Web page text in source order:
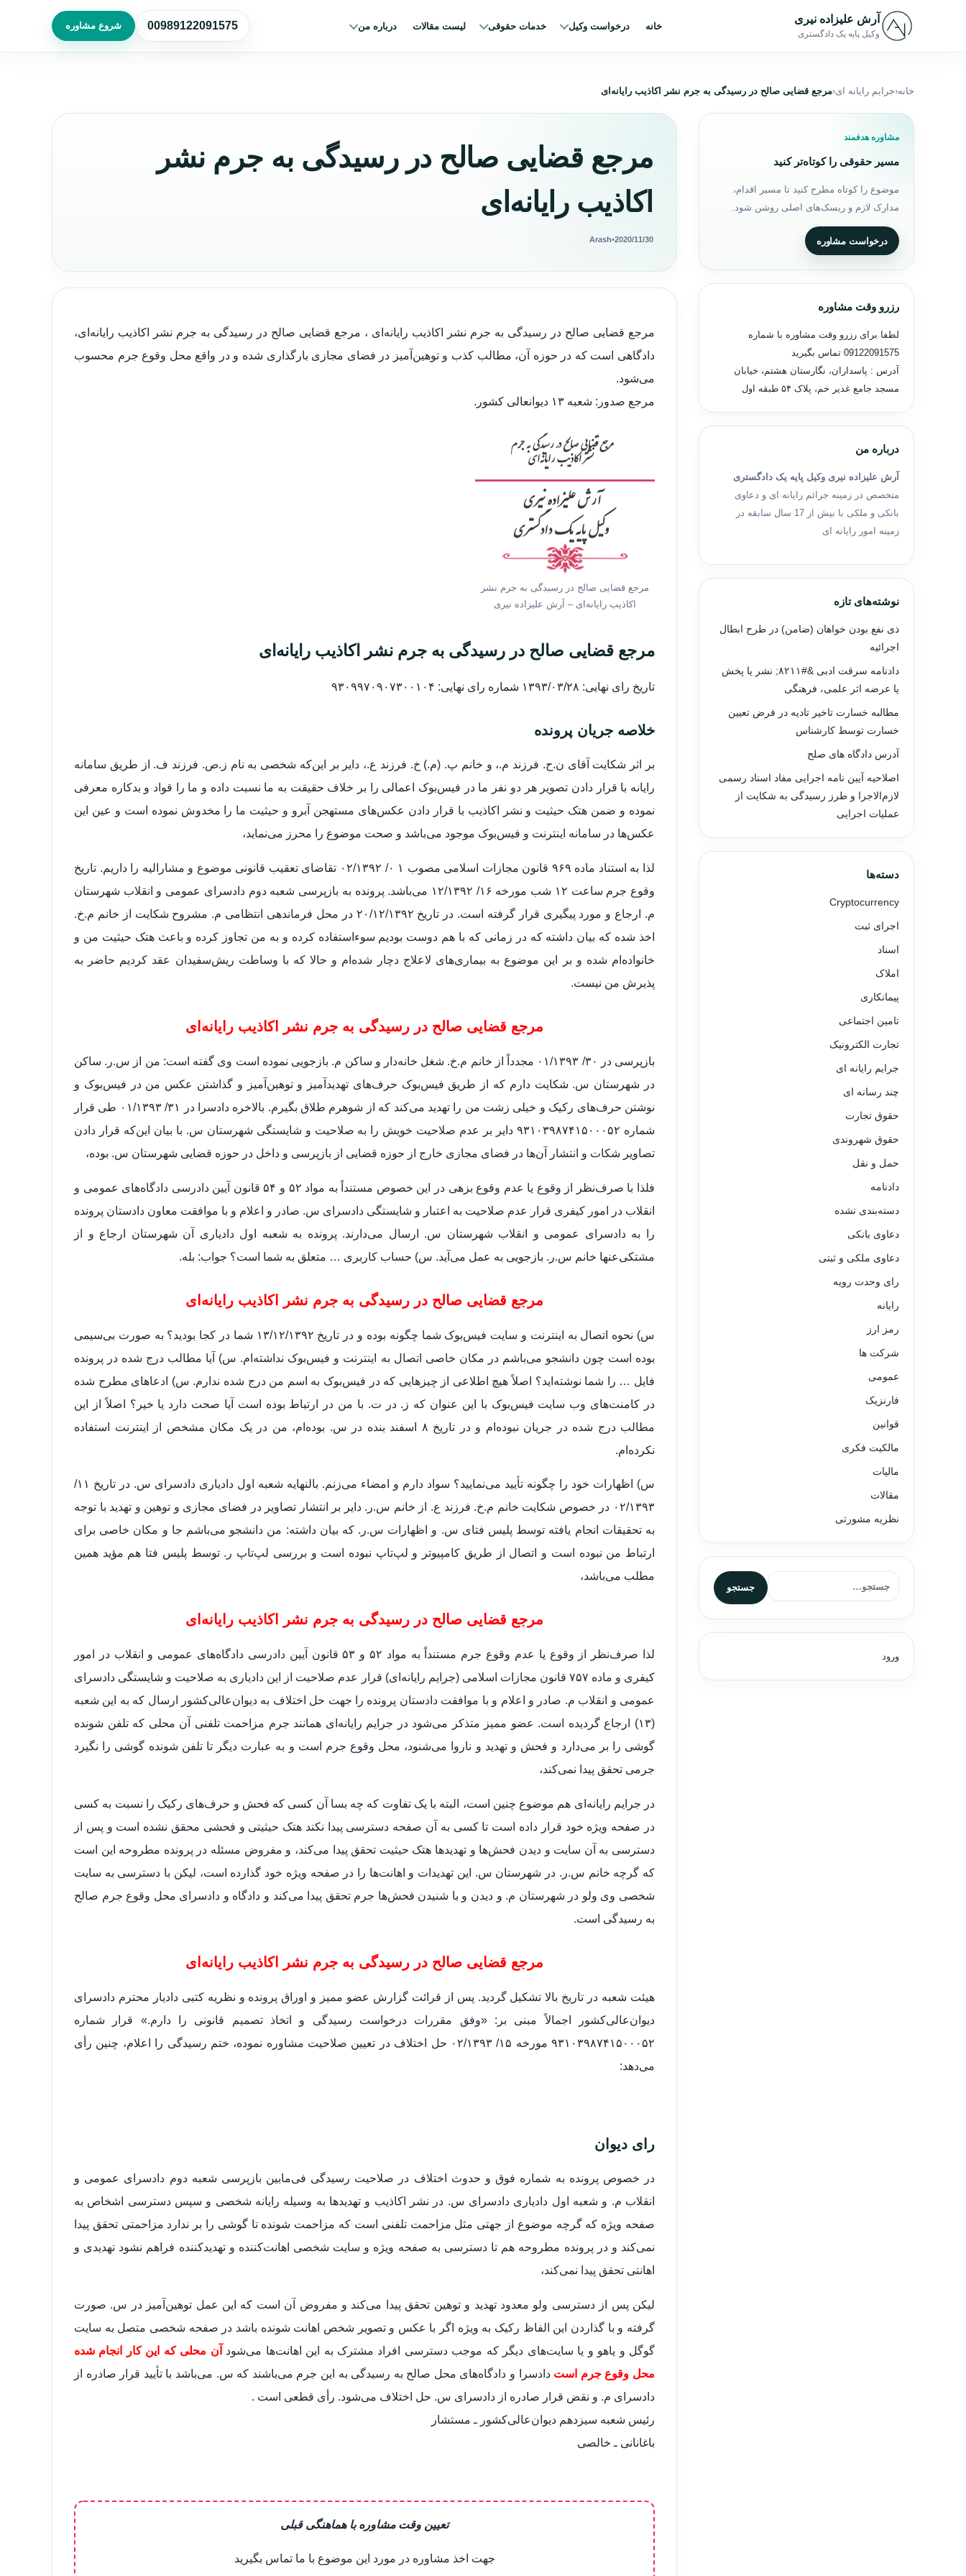
پرش به محتوا
آرش علیزاده نیری
وکیل پایه یک دادگستری
خانه درخواست وکیل خدمات حقوقی لیست مقالات درباره من 00989122091575 شروع مشاوره
خانه جرایم رایانه ای مرجع قضایی صالح در رسیدگی به جرم نشر اکاذیب رایانه‌ای
مرجع قضایی صالح در رسیدگی به جرم نشر
اکاذیب رایانه‌ای
2020/11/30
•
Arash
مرجع قضایی صالح در رسیدگی به جرم نشر اکاذیب رایانه‌ای ، مرجع قضایی صالح در رسیدگی به جرم نشر اکاذیب رایانه‌ای،
دادگاهی است که در حوزه آن، مطالب کذب و توهین‌آمیز در فضای مجازی بارگذاری شده و در واقع محل وقوع جرم محسوب
می‌شود.
مرجع صدور: شعبه ۱۳ دیوانعالی کشور.
مرجع قضایی صالح در رسیدگی به جرم نشر
اکاذیب رایانه‌ای – آرش علیزاده نیری
مرجع قضایی صالح در رسیدگی به جرم نشر اکاذیب رایانه‌ای
تاریخ رای نهایی: ۱۳۹۳/۰۳/۲۸ شماره رای نهایی: ۹۳۰۹۹۷۰۹۰۷۳۰۰۱۰۴
خلاصه جریان پرونده
بر اثر شکایت آقای ن.ح. فرزند م.، و خانم پ. (م.) خ. فرزند ع.، دایر بر این‌که شخصی به نام ز.ص. فرزند ف. از طریق سامانه
رایانه با قرار دادن تصویر هر دو نفر ما در فیس‌بوک اعمالی را بر خلاف حقیقت به ما نسبت داده و ما را قواد و بدکاره معرفی
نموده و ضمن هتک حیثیت و نشر اکاذیب با قرار دادن عکس‌های مستهجن آبرو و حیثیت ما را مخدوش نموده است و عین این
عکس‌ها در سامانه اینترنت و فیس‌بوک موجود می‌باشد و صحت موضوع را محرز می‌نماید،
لذا به استناد ماده ۹۶۹ قانون مجازات اسلامی مصوب ۱ ۰/ ۰۲/۱۳۹۲ تقاضای تعقیب قانونی موضوع و مشارالیه را داریم. تاریخ
وقوع جرم ساعت ۱۲ شب مورخه ۱۶/ ۱۲/۱۳۹۲ می‌باشد. پرونده به بازپرسی شعبه دوم دادسرای عمومی و انقلاب شهرستان
م. ارجاع و مورد پیگیری قرار گرفته است. در تاریخ ۲۰/۱۲/۱۳۹۲ در محل فرماندهی انتظامی م. مشروح شکایت از خانم م.خ.
اخذ شده که بیان داشته که در زمانی که با هم دوست بودیم سوءاستفاده کرده و به من تجاوز کرده و باعث هتک حیثیت من و
خانواده‌ام شده و بر این موضوع به بیماری‌های لاعلاج دچار شده‌ام و حالا که با وساطت ریش‌سفیدان عقد کردیم حاضر به
پذیرش من نیست.
مرجع قضایی صالح در رسیدگی به جرم نشر اکاذیب رایانه‌ای
بازپرسی در ۳۰/ ۰۱/۱۳۹۳ مجدداً از خانم م.خ. شغل خانه‌دار و ساکن م. بازجویی نموده است وی گفته است: من از س.ر. ساکن
در شهرستان س. شکایت دارم که از طریق فیس‌بوک حرف‌های تهدیدآمیز و توهین‌آمیز و گذاشتن عکس من در فیس‌بوک و
نوشتن حرف‌های رکیک و خیلی زشت من را تهدید می‌کند که از شوهرم طلاق بگیرم. بالاخره دادسرا در ۳۱/ ۰۱/۱۳۹۳ طی قرار
شماره ۹۳۱۰۳۹۸۷۴۱۵۰۰۰۵۲ دایر بر عدم صلاحیت خویش را به صلاحیت و شایستگی شهرستان س. با بیان این‌که قرار دادن
تصاویر شکات و انتشار آن‌ها در فضای مجازی خارج از حوزه قضایی از بازپرسی و داخل در حوزه قضایی شهرستان س. بوده،
فلذا با صرف‌نظر از وقوع یا عدم وقوع بزهی در این خصوص مستنداً به مواد ۵۲ و ۵۴ قانون آیین دادرسی دادگاه‌های عمومی و
انقلاب در امور کیفری قرار عدم صلاحیت به اعتبار و شایستگی دادسرای س. صادر و اعلام و با موافقت معاون دادستان پرونده
را به دادسرای عمومی و انقلاب شهرستان س. ارسال می‌دارند. پرونده به شعبه اول دادیاری آن شهرستان ارجاع و از
مشتکی‌عنها خانم س.ر. بازجویی به عمل می‌آید. س) حساب کاربری … متعلق به شما است؟ جواب: بله.
مرجع قضایی صالح در رسیدگی به جرم نشر اکاذیب رایانه‌ای
س) نحوه اتصال به اینترنت و سایت فیس‌بوک شما چگونه بوده و در تاریخ ۱۳/۱۲/۱۳۹۲ شما در کجا بودید؟ به صورت بی‌سیمی
بوده است چون دانشجو می‌باشم در مکان خاصی اتصال به اینترنت و فیس‌بوک نداشته‌ام. س) آیا مطالب درج شده در پرونده
فایل … را شما نوشته‌اید؟ اصلاً هیچ اطلاعی از چیزهایی که در فیس‌بوک به اسم من درج شده ندارم. س) ادعاهای مطرح شده
در کامنت‌های وب سایت فیس‌بوک با این عنوان که ز. در ت. با من در ارتباط بوده است آیا صحت دارد یا خیر؟ اصلاً از این
مطالب درج شده در جریان نبوده‌ام و در تاریخ ۸ اسفند بنده در س. بوده‌ام، من در یک مکان مشخص از اینترنت استفاده
نکرده‌ام.
س) اظهارات خود را چگونه تأیید می‌نمایید؟ سواد دارم و امضاء می‌زنم. بالنهایه شعبه اول دادیاری دادسرای س. در تاریخ ۱۱/
۰۲/۱۳۹۳ در خصوص شکایت خانم م.خ. فرزند ع. از خانم س.ر. دایر بر انتشار تصاویر در فضای مجازی و توهین و تهدید با توجه
به تحقیقات انجام یافته توسط پلیس فتای س. و اظهارات س.ر. که بیان داشته: من دانشجو می‌باشم جا و مکان خاصی برای
ارتباط من نبوده است و اتصال از طریق کامپیوتر و لپ‌تاپ نبوده است و بررسی لپ‌تاپ ر. توسط پلیس فتا هم مؤید همین
مطلب می‌باشد،
مرجع قضایی صالح در رسیدگی به جرم نشر اکاذیب رایانه‌ای
لذا صرف‌نظر از وقوع یا عدم وقوع جرم مستنداً به مواد ۵۲ و ۵۳ قانون آیین دادرسی دادگاه‌های عمومی و انقلاب در امور
کیفری و ماده ۷۵۷ قانون مجازات اسلامی (جرایم رایانه‌ای) قرار عدم صلاحیت از این دادیاری به صلاحیت و شایستگی دادسرای
عمومی و انقلاب م. صادر و اعلام و با موافقت دادستان پرونده را جهت حل اختلاف به دیوان‌عالی‌کشور ارسال که به این شعبه
(۱۳) ارجاع گردیده است. عضو ممیز متذکر می‌شود در جرایم رایانه‌ای همانند جرم مزاحمت تلفنی آن محلی که تلفن شونده
گوشی را بر می‌دارد و فحش و تهدید و ناروا می‌شنود، محل وقوع جرم است و به عبارت دیگر تا تلفن شونده گوشی را نگیرد
جرمی تحقق پیدا نمی‌کند،
در جرایم رایانه‌ای هم موضوع چنین است، البته با یک تفاوت که چه بسا آن کسی که فحش و حرف‌های رکیک را نسبت به کسی
در صفحه ویژه خود قرار داده است تا کسی به آن صفحه دسترسی پیدا نکند هتک حیثیتی و فحشی محقق نشده است و پس از
دسترسی به آن سایت و دیدن فحش‌ها و تهدید‌ها هتک حیثیت تحقق پیدا می‌کند، و مفروض مسئله در پرونده مطروحه این است
که گرچه خانم س.ر. در شهرستان س. این تهدیدات و اهانت‌ها را در صفحه ویژه خود گذارده است، لیکن با دسترسی به سایت
شخصی وی ولو در شهرستان م. و دیدن و با شنیدن فحش‌ها جرم تحقق پیدا می‌کند و دادگاه و دادسرای محل وقوع جرم صالح
به رسیدگی است.
مرجع قضایی صالح در رسیدگی به جرم نشر اکاذیب رایانه‌ای
هیئت شعبه در تاریخ بالا تشکیل گردید. پس از قرائت گزارش عضو ممیز و اوراق پرونده و نظریه کتبی دادیار محترم دادسرای
دیوان‌عالی‌کشور اجمالاً مبنی بر: «وفق مقررات درخواست رسیدگی و اتخاذ تصمیم قانونی را دارم.» قرار شماره
۹۳۱۰۳۹۸۷۴۱۵۰۰۰۵۲ مورخه ۱۵/ ۰۲/۱۳۹۳ حل اختلاف در تعیین صلاحیت مشاوره نموده، ختم رسیدگی را اعلام، چنین رأی
می‌دهد:
رای دیوان
در خصوص پرونده به شماره فوق و حدوث اختلاف در صلاحیت رسیدگی فی‌مابین بازپرسی شعبه دوم دادسرای عمومی و
انقلاب م. و شعبه اول دادیاری دادسرای س. در نشر اکاذیب و تهدیدها به وسیله رایانه شخصی و سپس دسترسی اشخاص به
صفحه ویژه که گرچه موضوع از جهتی مثل مزاحمت تلفنی است که مزاحمت شونده تا گوشی را بر ندارد مزاحمتی تحقق پیدا
نمی‌کند و در پرونده مطروحه هم تا دسترسی به صفحه ویژه و سایت شخصی اهانت‌کننده و تهدیدکننده فراهم نشود تهدیدی و
اهانتی تحقق پیدا نمی‌کند،
لیکن پس از دسترسی ولو معدود تهدید و توهین تحقق پیدا می‌کند و مفروض آن است که این عمل توهین‌آمیز در س. صورت
گرفته و با گذاردن این الفاظ رکیک به ویژه اگر با عکس و تصویر شخص اهانت شونده باشد در صفحه شخصی متصل به سایت
گوگل و یاهو و یا سایت‌های دیگر که موجب دسترسی افراد مشترک به این اهانت‌ها می‌شود آن محلی که این کار انجام شده
محل وقوع جرم است دادسرا و دادگاه‌های محل صالح به رسیدگی به این جرم می‌باشند که س. می‌باشد با تأیید قرار صادره از
دادسرای م. و نقض قرار صادره از دادسرای س. حل اختلاف می‌شود. رأی قطعی است .
رئیس شعبه سیزدهم دیوان‌عالی‌کشور ـ مستشار
باغانانی ـ خالصی
تعیین وقت مشاوره با هماهنگی قبلی
جهت اخذ مشاوره در مورد این موضوع با ما تماس بگیرید
مشاوره هدفمند
مسیر حقوقی را کوتاه‌تر کنید
موضوع را کوتاه مطرح کنید تا مسیر اقدام،
مدارک لازم و ریسک‌های اصلی روشن شود.
درخواست مشاوره
رزرو وقت مشاوره
لطفا برای رزرو وقت مشاوره با شماره
09122091575 تماس بگیرید
آدرس : پاسداران، نگارستان هشتم، خیابان
مسجد جامع غدیر خم، پلاک ۵۴ طبقه اول
درباره من
آرش علیزاده نیری وکیل پایه یک دادگستری
متخصص در زمینه جرائم رایانه ای و دعاوی
بانکی و ملکی با بیش از 17 سال سابقه در
زمینه امور رایانه ای
نوشته‌های تازه
ذی نفع بودن خواهان (ضامن) در طرح ابطال
اجرائیه
دادنامه سرقت ادبی &#۸۲۱۱; نشر یا پخش
یا عرضه اثر علمی، فرهنگی
مطالبه خسارت تاخیر تادیه در فرض تعیین
خسارت توسط کارشناس
آدرس دادگاه های صلح
اصلاحیه آیین نامه اجرایی مفاد اسناد رسمی
لازم‌الاجرا و طرز رسیدگی به شکایت از
عملیات اجرایی
دسته‌ها
Cryptocurrency
اجرای ثبت
اسناد
املاک
پیمانکاری
تامین اجتماعی
تجارت الکترونیک
جرایم رایانه ای
چند رسانه ای
حقوق تجارت
حقوق شهروندی
حمل و نقل
دادنامه
دسته‌بندی نشده
دعاوی بانکی
دعاوی ملکی و ثبتی
رای وحدت رویه
رایانه
رمز ارز
شرکت ها
عمومی
فارنزیک
قوانین
مالکیت فکری
مالیات
مقالات
نظریه مشورتی
جستجو برای:
جستجو
ورود